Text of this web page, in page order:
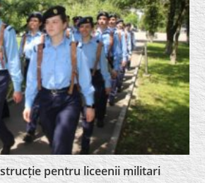
pentru liceenii militari